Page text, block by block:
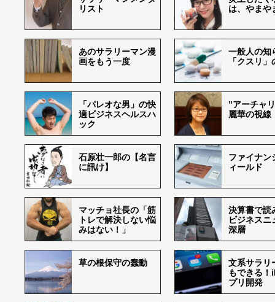
リスト
は、やまや
あのサラリーマン漫
画をもう一度
一般人の知
「クスリ
「パレオな男」の快
適ビジネスヘルスハ
ック
”アーチャ
麗華の視線
石原壮一郎の【名言
に訊け】
ファイナン
ィールド
マッチョ社長の「筋
トレで解決しない悩
みはない！」
決算書で読
ビジネスニ
深層
草の根保守の蠢動
文系サラリ
もできる
プリ開発